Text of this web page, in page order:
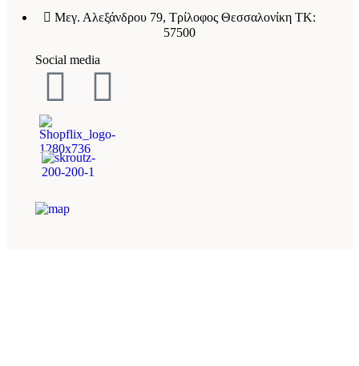
Μεγ. Αλεξάνδρου 79, Τρίλοφος Θεσσαλονίκη ΤΚ:
57500
Social media